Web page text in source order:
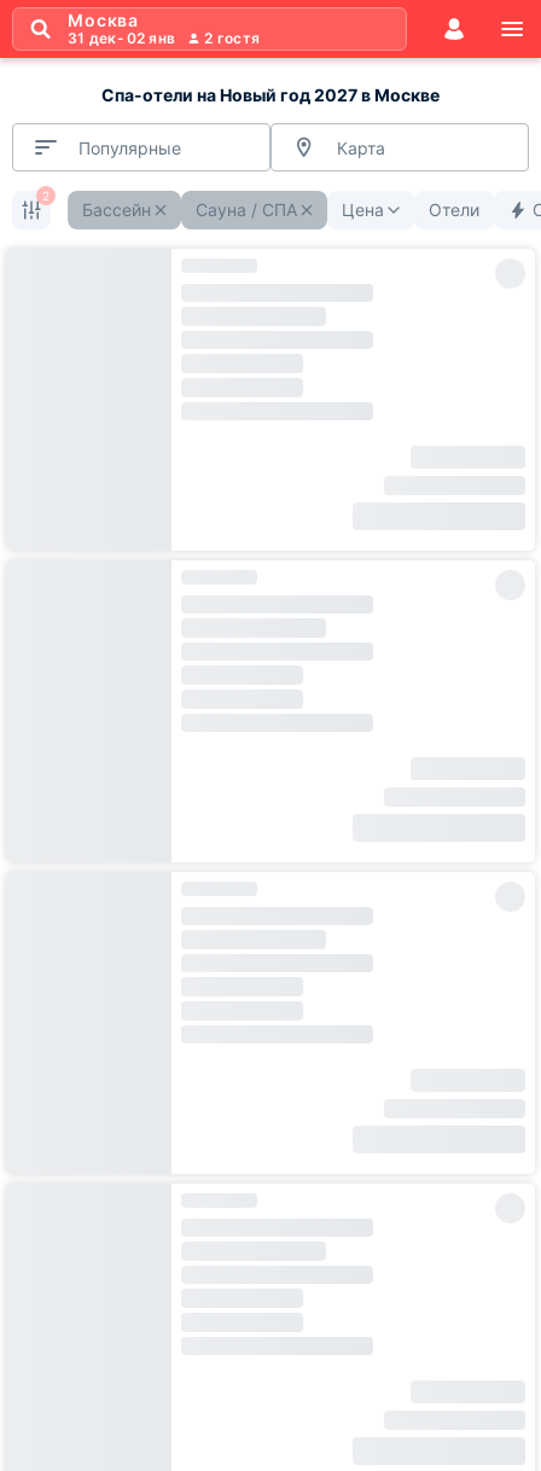
Москва
31 дек- 02 янв 2 гостя
Спа-отели на Новый год 2027 в Москве
Популярные Карта
Бассейн Сауна / СПА Цена Отели
2